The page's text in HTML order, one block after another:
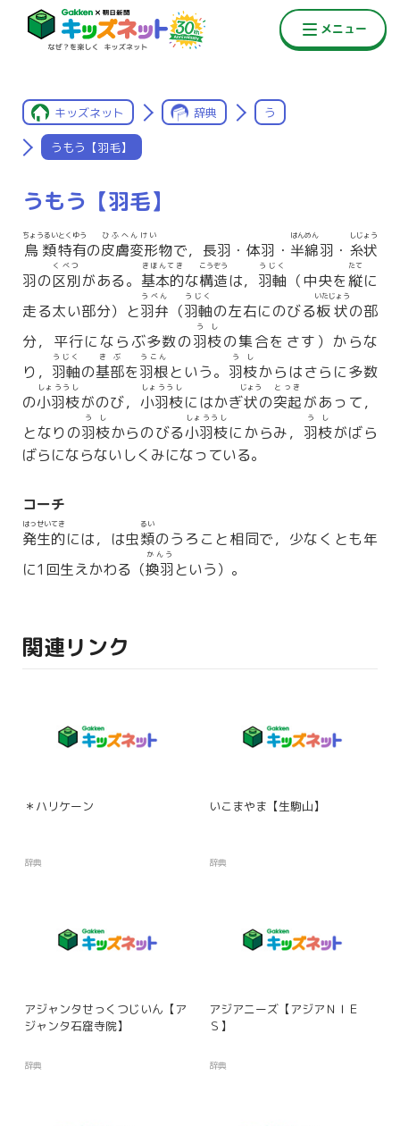
キッズネット 辞典 う
うもう【羽毛】
うもう【羽毛】
鳥類
ちょうるい
特有
とくゆう
の皮膚変形
ひふへんけい
物で，長羽・体羽・ 半綿
はんめん
羽・ 糸状
しじょう
羽の区別
くべつ
がある。 基本的
きほんてき
な構造
こうぞう
は， 羽軸
うじく
（中央を縦
たて
に
走る太い部分）と羽弁
うべん
（羽軸
うじく
の左右にのびる板状
いたじょう
の部
分，平行にならぶ多数の羽枝
うし
の集合をさす）からな
り， 羽軸
うじく
の基部
きぶ
を羽根
うこん
という。 羽枝
うし
からはさらに多数
の小羽枝
しょううし
がのび， 小羽枝
しょううし
にはかぎ状
じょう
の突起
とっき
があって，
となりの羽枝
うし
からのびる小羽枝
しょううし
にからみ， 羽枝
うし
がばら
ばらにならないしくみになっている。
コーチ
発生的
はっせいてき
には，は虫類
るい
のうろこと相同で，少なくとも年
に1回生えかわる（換羽
かんう
という）。
関連リンク
＊ハリケーン
辞典
いこまやま【生駒山】
辞典
アジャンタせっくつじいん【ア
ジャンタ石窟寺院】
辞典
アジアニーズ【アジアＮＩＥ
Ｓ】
辞典